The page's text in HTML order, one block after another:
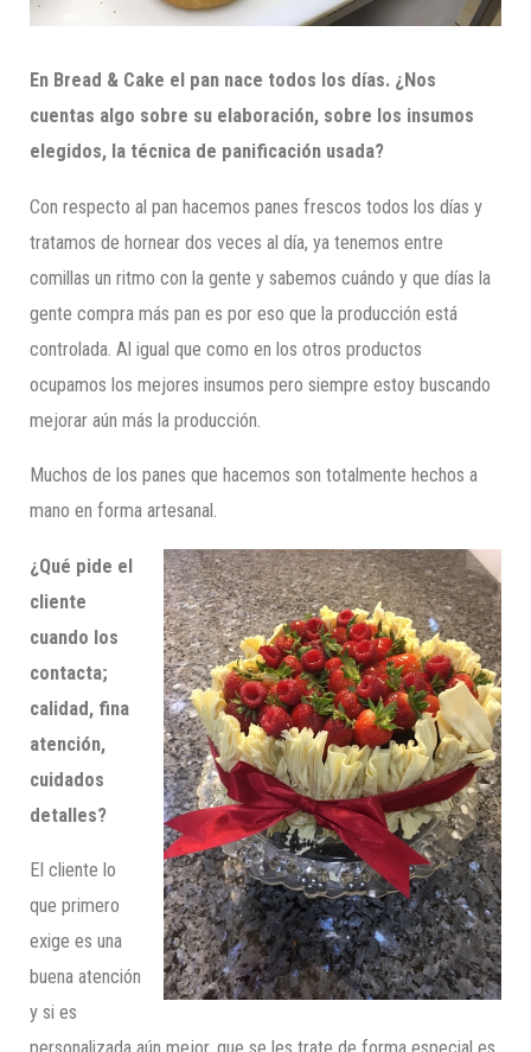
En Bread & Cake el pan nace todos los días. ¿Nos
cuentas algo sobre su elaboración, sobre los insumos
elegidos, la técnica de panificación usada?
Con respecto al pan hacemos panes frescos todos los días y
tratamos de hornear dos veces al día, ya tenemos entre
comillas un ritmo con la gente y sabemos cuándo y que días la
gente compra más pan es por eso que la producción está
controlada. Al igual que como en los otros productos
ocupamos los mejores insumos pero siempre estoy buscando
mejorar aún más la producción.
Muchos de los panes que hacemos son totalmente hechos a
mano en forma artesanal.
¿Qué pide el
cliente
cuando los
contacta;
calidad, fina
atención,
cuidados
detalles?
El cliente lo
que primero
exige es una
buena atención
y si es